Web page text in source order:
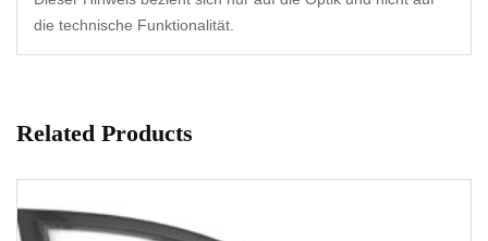
die technische Funktionalität.
Related Products